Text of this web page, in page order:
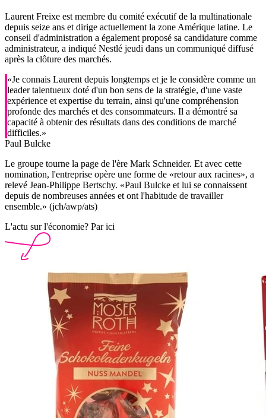
Laurent Freixe est membre du comité exécutif de la multinationale
depuis seize ans et dirige actuellement la zone Amérique latine. Le
conseil d'administration a également proposé sa candidature comme
administrateur, a indiqué Nestlé jeudi dans un communiqué diffusé
après la clôture des marchés.
«Je connais Laurent depuis longtemps et je le considère comme un
leader talentueux doté d'un bon sens de la stratégie, d'une vaste
expérience et expertise du terrain, ainsi qu'une compréhension
profonde des marchés et des consommateurs. Il a démontré sa
capacité à obtenir des résultats dans des conditions de marché
difficiles.»
Paul Bulcke
Le groupe tourne la page de l'ère Mark Schneider. Et avec cette
nomination, l'entreprise opère une forme de «retour aux racines», a
relevé Jean-Philippe Bertschy. «Paul Bulcke et lui se connaissent
depuis de nombreuses années et ont l'habitude de travailler
ensemble.» (jch/awp/ats)
L'actu sur l'économie? Par ici